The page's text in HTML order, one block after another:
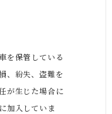
を保管している
、紛失、盗難を
が生じた場合に
加入していま